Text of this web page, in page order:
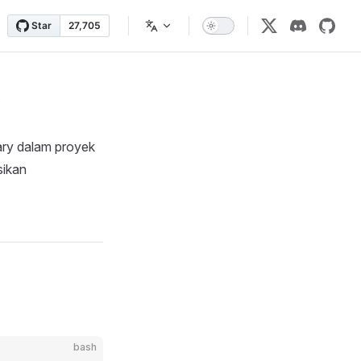
dalam proyek
bash